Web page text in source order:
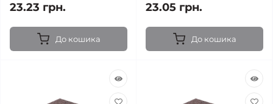
23.23 грн.
До кошика
23.05 грн.
До кошика